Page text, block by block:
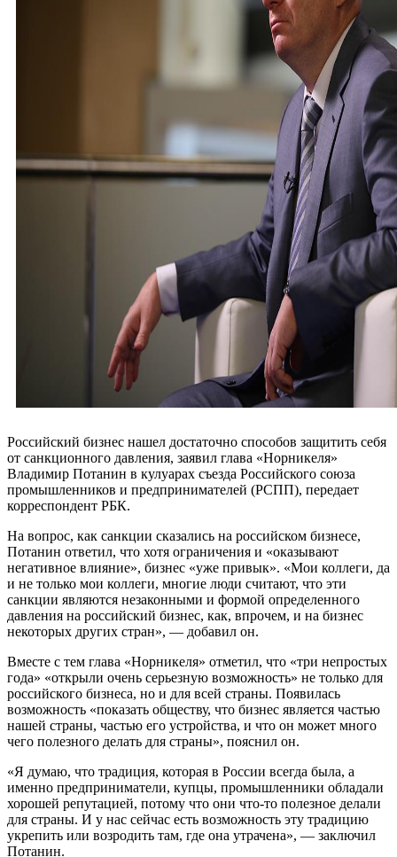
Российский бизнес нашел достаточно способов защитить себя
от санкционного давления, заявил глава «Норникеля»
Владимир Потанин в кулуарах съезда Российского союза
промышленников и предпринимателей (РСПП), передает
корреспондент РБК.
На вопрос, как санкции сказались на российском бизнесе,
Потанин ответил, что хотя ограничения и «оказывают
негативное влияние», бизнес «уже привык». «Мои коллеги, да
и не только мои коллеги, многие люди считают, что эти
санкции являются незаконными и формой определенного
давления на российский бизнес, как, впрочем, и на бизнес
некоторых других стран», — добавил он.
Вместе с тем глава «Норникеля» отметил, что «три непростых
года» «открыли очень серьезную возможность» не только для
российского бизнеса, но и для всей страны. Появилась
возможность «показать обществу, что бизнес является частью
нашей страны, частью его устройства, и что он может много
чего полезного делать для страны», пояснил он.
«Я думаю, что традиция, которая в России всегда была, а
именно предприниматели, купцы, промышленники обладали
хорошей репутацией, потому что они что-то полезное делали
для страны. И у нас сейчас есть возможность эту традицию
укрепить или возродить там, где она утрачена», — заключил
Потанин.